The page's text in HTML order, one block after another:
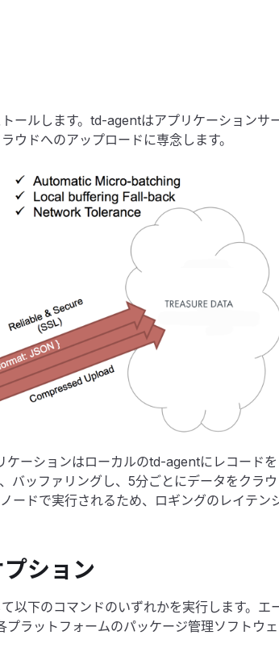
ールします。td-agentはアプリケーションサ
ウドへのアップロードに専念します。
ーションはローカルのtd-agentにレコードを
バッファリングし、5分ごとにデータをクラウ
ードで実行されるため、ロギングのレイテン
ション
以下のコマンドのいずれかを実行します。エ
ラットフォームのパッケージ管理ソフトウェ